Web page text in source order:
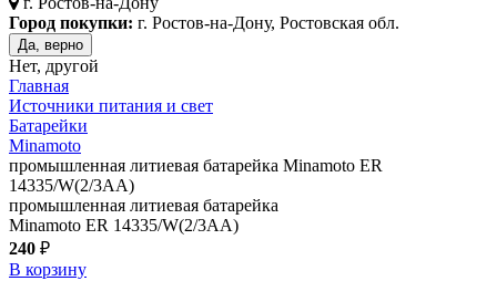
Город покупки: г. Ростов-на-Дону, Ростовская обл.
Да, верно
Нет, другой
Главная
Источники питания и свет
Батарейки
Minamoto
промышленная литиевая батарейка Minamoto ER
14335/W(2/3AA)
промышленная литиевая батарейка
Minamoto ER 14335/W(2/3AA)
240 ₽
В корзину